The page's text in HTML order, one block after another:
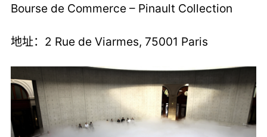
Bourse de Commerce – Pinault Collection
地址：2 Rue de Viarmes, 75001 Paris